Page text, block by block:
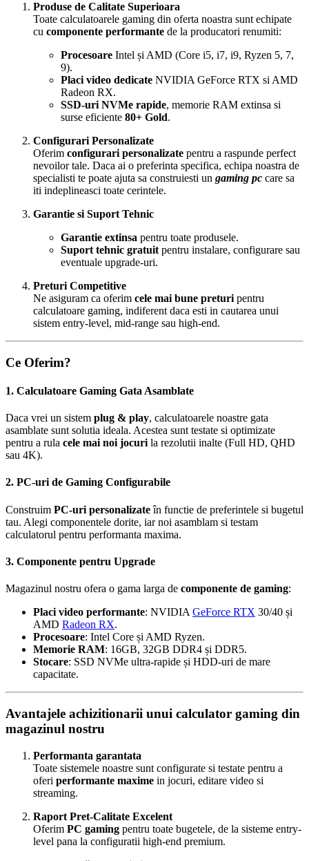
Produse de Calitate Superioara
Toate calculatoarele gaming din oferta noastra sunt echipate
cu componente performante de la producatori renumiti:
Procesoare Intel și AMD (Core i5, i7, i9, Ryzen 5, 7,
9).
Placi video dedicate NVIDIA GeForce RTX si AMD
Radeon RX.
SSD-uri NVMe rapide, memorie RAM extinsa si
surse eficiente 80+ Gold.
Configurari Personalizate
Oferim configurari personalizate pentru a raspunde perfect
nevoilor tale. Daca ai o preferinta specifica, echipa noastra de
specialisti te poate ajuta sa construiesti un gaming pc care sa
iti indeplineasci toate cerintele.
Garantie si Suport Tehnic
Garantie extinsa pentru toate produsele.
Suport tehnic gratuit pentru instalare, configurare sau
eventuale upgrade-uri.
Preturi Competitive
Ne asiguram ca oferim cele mai bune preturi pentru
calculatoare gaming, indiferent daca esti in cautarea unui
sistem entry-level, mid-range sau high-end.
Ce Oferim?
1. Calculatoare Gaming Gata Asamblate
Daca vrei un sistem plug & play, calculatoarele noastre gata
asamblate sunt solutia ideala. Acestea sunt testate si optimizate
pentru a rula cele mai noi jocuri la rezolutii inalte (Full HD, QHD
sau 4K).
2. PC-uri de Gaming Configurabile
Construim PC-uri personalizateîn functie de preferintele si bugetul
tau. Alegi componentele dorite, iar noi asamblam si testam
calculatorul pentru performanta maxima.
3. Componente pentru Upgrade
Magazinul nostru ofera o gama larga de componente de gaming:
Placi video performante: NVIDIA GeForce RTX 30/40 și
AMD Radeon RX.
Procesoare: Intel Core și AMD Ryzen.
Memorie RAM: 16GB, 32GB DDR4 și DDR5.
Stocare: SSD NVMe ultra-rapide și HDD-uri de mare
capacitate.
Avantajele achizitionarii unui calculator gaming din
magazinul nostru
Performanta garantata
Toate sistemele noastre sunt configurate si testate pentru a
oferi performante maxime in jocuri, editare video si
streaming.
Raport Pret-Calitate Excelent
Oferim PC gaming pentru toate bugetele, de la sisteme entry-
level pana la configuratii high-end premium.